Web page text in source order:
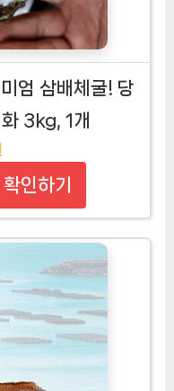
엄 삼배체굴! 당
3kg, 1개
인하기